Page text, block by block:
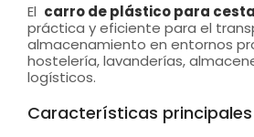
El carro de plástico para
práctica y eficiente para el
almacenamiento en entornos
hostelería, lavanderías,
logísticos.
Características principales